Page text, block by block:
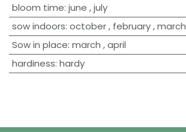
bloom time: june ,july
sow indoors: october, february,march
Sow in place: march ,april
hardiness: hardy